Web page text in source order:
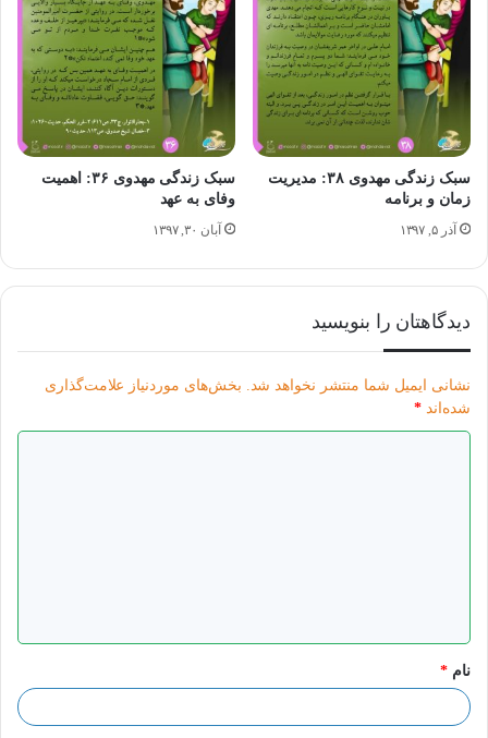
نهج البلاغه
سبک زندگی مهدوی ۳۸: مدیریت
زمان و برنامه
آذر ۵, ۱۳۹۷
سبک زندگی مهدوی ۳۶: اهمیت
وفای به عهد
آبان ۳۰, ۱۳۹۷
دیدگاهتان را بنویسید
نشانی ایمیل شما منتشر نخواهد شد. بخش‌های موردنیاز علامت‌گذاری
شده‌اند *
*
نام *